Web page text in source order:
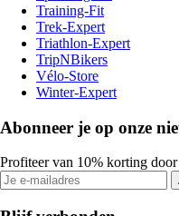
Training-Fit
Trek-Expert
Triathlon-Expert
TripNBikers
Vélo-Store
Winter-Expert
Abonneer je op onze
Profiteer van 10% korting